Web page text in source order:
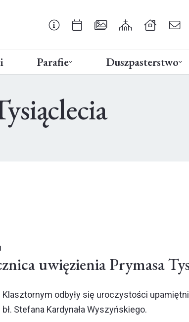
Parafie Duszpasterstwo
uwięzienia Prymasa
Klasztornym odbyły się uroczystości
Stefana Kardynała Wyszyńskiego.